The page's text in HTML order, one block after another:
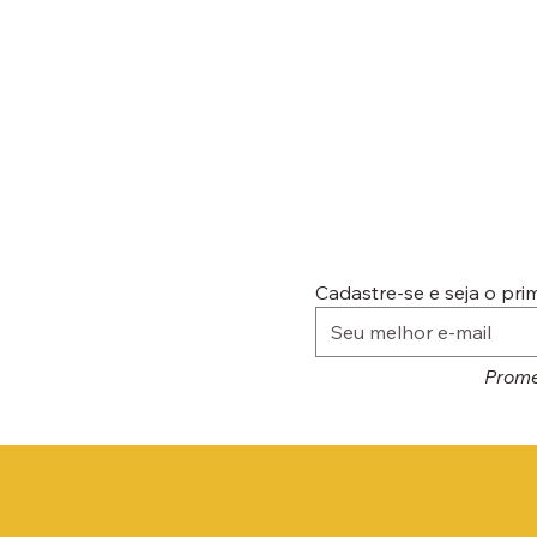
Cadastre-se e seja o